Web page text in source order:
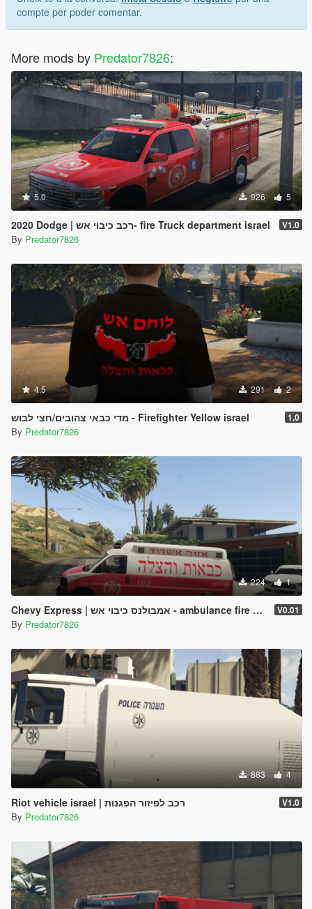
compte per poder comentar.
More mods by Predator7826:
5.0 926 5
2020 Dodge | רכב כיבוי אש- fire Truck department israel V1.0
By Predator7826
4.5 291 2
מדי כבאי צהובים/חצי לבוש - Firefighter Yellow israel 1.0
By Predator7826
224 1
Chevy Express | אמבולנס כיבוי אש - ambulance fire department israel V0.01
By Predator7826
883 4
Riot vehicle israel | רכב לפיזור הפגנות V1.0
By Predator7826